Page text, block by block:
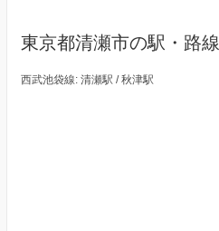
東京都清瀬市の駅・路線
西武池袋線: 清瀬駅 / 秋津駅